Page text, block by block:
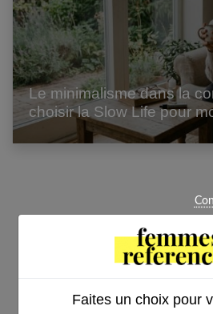
Le minimalisme dans la
choisir la Slow Life pour
Faites un choix pour